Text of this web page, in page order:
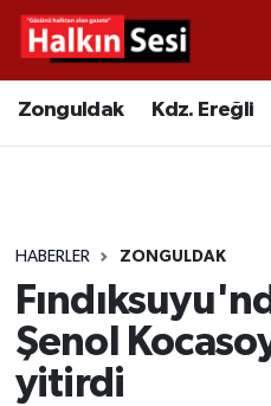
Zonguldak Kdz. Ereğli
HABERLER ZONGULDAK
Şenol
yitirdi
Video
Çaycuma
Alaplı
Asayiş
Merkez Hava Durumu
Tüm Manşetler
Son Dakika Haberleri